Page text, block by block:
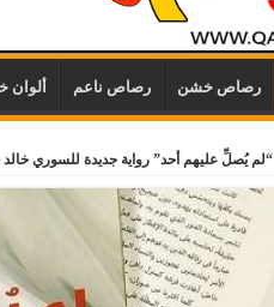
رصاص خشن رصاص ناعم ألوان
“لم يُصلِّ عليهم أحد” رواية جديدة للسوري خالد